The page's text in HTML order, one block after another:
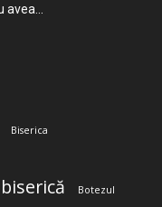
avea...
Biserica
biserică Botezul